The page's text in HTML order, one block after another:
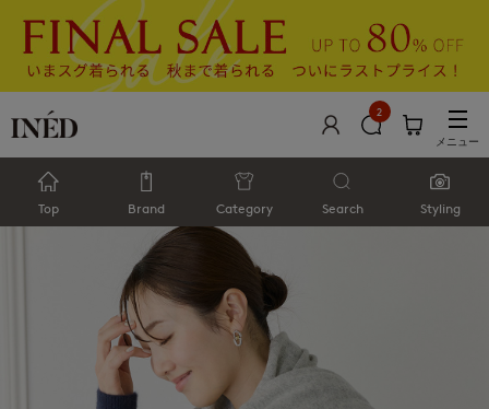
2
メニュー
Top Brand Category Search Styling